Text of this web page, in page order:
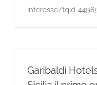
interesse/tqid-
Garibaldi